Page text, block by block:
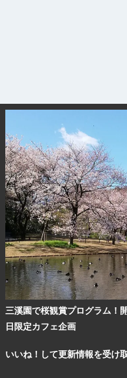
三溪園で桜観賞プログラム！
日限定カフェ企画
いいね！して更新情報を受け